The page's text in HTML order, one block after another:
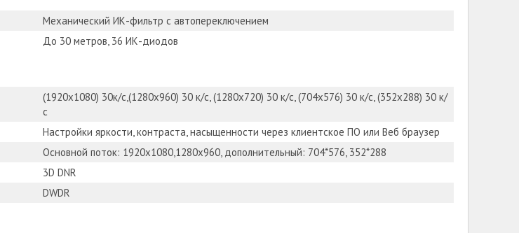
Механический ИК-фильтр с автопереключением
До 30 метров, 36 ИК-диодов
(1920х1080) 30к/с,(1280х960) 30 к/с, (1280х720) 30 к/с, (704х576) 30 к/с, (352x288) 30 к/
с
Настройки яркости, контраста, насыщенности через клиентское ПО или Веб браузер
Основной поток: 1920х1080,1280х960, дополнительный: 704*576, 352*288
3D DNR
DWDR